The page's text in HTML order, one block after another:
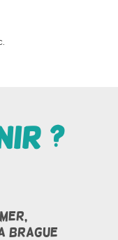
?
Brague